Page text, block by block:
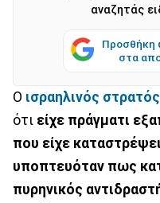
αναζητάς
Προσθήκη
στα
Ο ισραηλινός στρατός
ότι είχε πράγματι
που είχε
υποπτευόταν πως
πυρηνικός